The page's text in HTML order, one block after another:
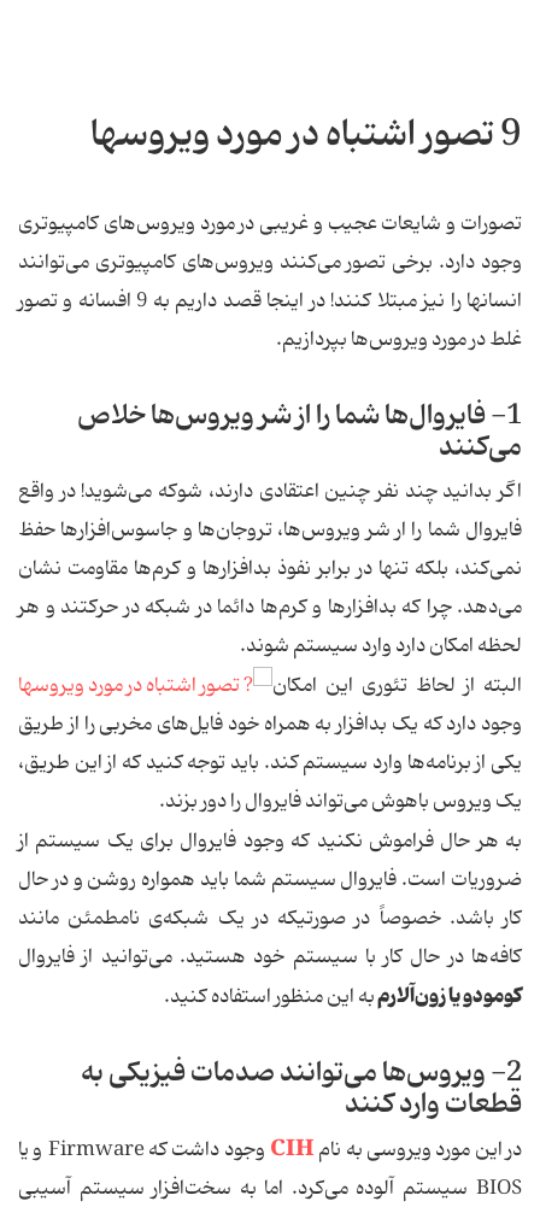
9 تصور اشتباه در مورد ویروسها
تصورات و شایعات عجیب و غریبی در مورد ویروس‌های کامپیوتری
وجود دارد. برخی تصور می‌کنند ویروس‌های کامپیوتری می‌توانند
انسانها را نیز مبتلا کنند! در اینجا قصد داریم به 9 افسانه و تصور
غلط در مورد ویروس‌ها بپردازیم.
1- فایروال‌ها شما را از شر ویروس‌ها خلاص
می‌کنند
اگر بدانید چند نفر چنین اعتقادی دارند، شوکه می‌شوید! در واقع
فایروال شما را ار شر ویروس‌ها، تروجان‌ها و جاسوس‌افزارها حفظ
نمی‌کند، بلکه تنها در برابر نفوذ بدافزارها و کرم‌ها مقاومت نشان
می‌دهد. چرا که بدافزارها و کرم‌ها دائما در شبکه در حرکتند و هر
لحظه امکان دارد وارد سیستم شوند.
البته از لحاظ تئوری این امکان
وجود دارد که یک بدافزار به همراه خود فایل‌های مخربی را از طریق
یکی از برنامه‌ها وارد سیستم کند. باید توجه کنید که از این طریق،
یک ویروس باهوش می‌تواند فایروال را دور بزند.
به هر حال فراموش نکنید که وجود فایروال برای یک سیستم از
ضروریات است. فایروال سیستم شما باید همواره روشن و در حال
کار باشد. خصوصاً در صورتیکه در یک شبکه‌ی نامطمئن مانند
کافه‌ها در حال کار با سیستم خود هستید. می‌توانید از فایروال
کومودو یا زون‌آلارمبه این منظور استفاده کنید.
2- ویروس‌ها می‌توانند صدمات فیزیکی به
قطعات وارد کنند
در این مورد ویروسی به نامCIH
وجود داشت که Firmware و یا
BIOS سیستم آلوده می‌کرد. اما به سخت‌افزار سیستم آسیبی